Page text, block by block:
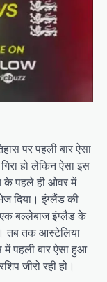
पर पहली बार ऐसा
हो लेकिन ऐसा इस
के पहले ही ओवर में
दिया। इंग्लैंड की
एक बल्लेबाज इंग्लैड के
तब तक आस्टेलिया
में पहली बार ऐसा हुआ
जीरो रही हो।